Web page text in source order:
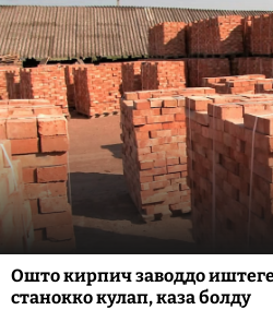
Ошто кирпич заводдо
станокко кулап, каза болду